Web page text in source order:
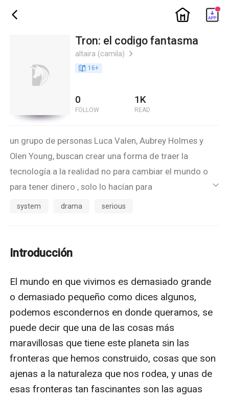
ic_back ic_home
Tron: el codigo fantasma
altaira (camila) ic_arrow_right
book_age 16+
0
FOLLOW
1K
READ
un grupo de personas Luca Valen, Aubrey Holmes y
Olen Young, buscan crear una forma de traer la
tecnología a la realidad no para cambiar el mundo o
para tener dinero , solo lo hacían para
entretenimiento,hasta que un descuido los obligó a
ic_default
system drama serious
Introducción
El mundo en que vivimos es demasiado grande
o demasiado pequeño como dices algunos,
podemos escondernos en donde queramos, se
puede decir que una de las cosas más
maravillosas que tiene este planeta sin las
fronteras que hemos construido, cosas que son
ajenas a la naturaleza que nos rodea, y unas de
esas fronteras tan fascinantes son las aguas